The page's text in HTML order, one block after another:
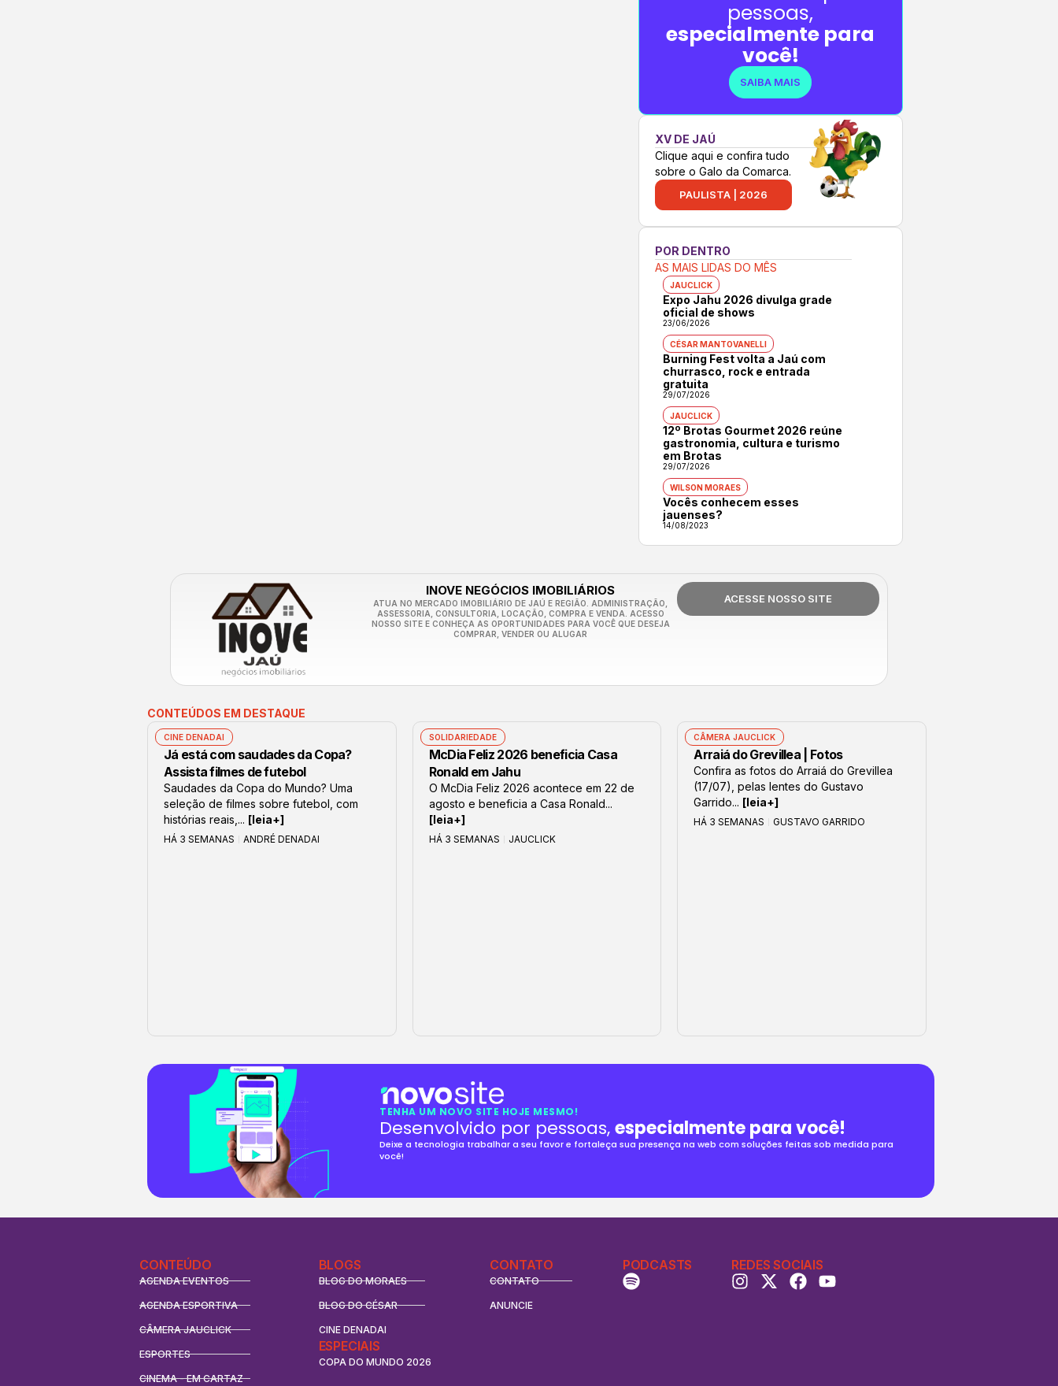
pessoas,
especialmente para
você!
SAIBA MAIS
XV DE JAÚ
Clique aqui e confira tudo
sobre o Galo da Comarca.
PAULISTA | 2026
POR DENTRO
AS MAIS LIDAS DO MÊS
JAUCLICK
Expo Jahu 2026 divulga grade
oficial de shows
23/06/2026
CÉSAR MANTOVANELLI
Burning Fest volta a Jaú com
churrasco, rock e entrada
gratuita
29/07/2026
JAUCLICK
12º Brotas Gourmet 2026 reúne
gastronomia, cultura e turismo
em Brotas
29/07/2026
WILSON MORAES
Vocês conhecem esses
jauenses?
14/08/2023
INOVE NEGÓCIOS IMOBILIÁRIOS
ATUA NO MERCADO IMOBILIÁRIO DE JAÚ E REGIÃO. ADMINISTRAÇÃO,
ASSESSORIA, CONSULTORIA, LOCAÇÃO, COMPRA E VENDA. ACESSO
NOSSO SITE E CONHEÇA AS OPORTUNIDADES PARA VOCÊ QUE DESEJA
COMPRAR, VENDER OU ALUGAR
ACESSE NOSSO SITE
CONTEÚDOS EM DESTAQUE
CINE DENADAI
Já está com saudades da Copa?
Assista filmes de futebol
Saudades da Copa do Mundo? Uma
seleção de filmes sobre futebol, com
histórias reais,... [leia+]
HÁ 3 SEMANAS ANDRÉ DENADAI
SOLIDARIEDADE
McDia Feliz 2026 beneficia Casa
Ronald em Jahu
O McDia Feliz 2026 acontece em 22 de
agosto e beneficia a Casa Ronald...
[leia+]
HÁ 3 SEMANAS JAUCLICK
CÂMERA JAUCLICK
Arraiá do Grevillea | Fotos
Confira as fotos do Arraiá do Grevillea
(17/07), pelas lentes do Gustavo
Garrido... [leia+]
HÁ 3 SEMANAS GUSTAVO GARRIDO
TENHA UM NOVO SITE HOJE MESMO!
Desenvolvido por pessoas,especialmente para você!
Deixe a tecnologia trabalhar a seu favor e fortaleça sua presença na web com soluções feitas sob medida para
você!
CONTEÚDO
AGENDA EVENTOS
AGENDA ESPORTIVA
CÂMERA JAUCLICK
ESPORTES
CINEMA - EM CARTAZ
BLOGS
BLOG DO MORAES
BLOG DO CÉSAR
CINE DENADAI
ESPECIAIS
COPA DO MUNDO 2026
CONTATO
CONTATO
ANUNCIE
PODCASTS REDES SOCIAIS